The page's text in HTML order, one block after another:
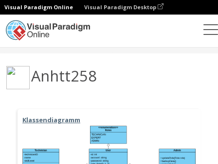
Visual Paradigm Online Visual Paradigm Desktop
Anhtt258
Klassendiagramm